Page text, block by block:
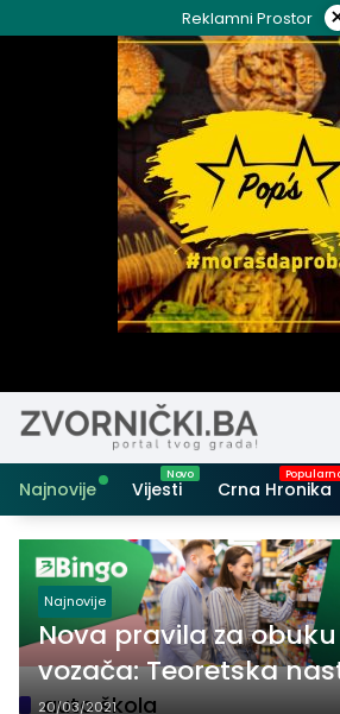
to
Reklamni Prostor
Najnovije Vijesti Crna Hronika
auto škola
Najnovije
Nova pravila za
vozača: Teoretska
punoljetstva
20/03/2021